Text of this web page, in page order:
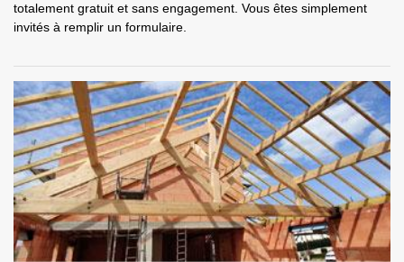
totalement gratuit et sans engagement. Vous êtes simplement
invités à remplir un formulaire.